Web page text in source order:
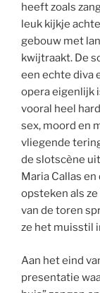
heeft zoals
leuk kijkje
gebouw met
kwijtraakt. De
een echte diva
opera eigenlijk
vooral heel
sex, moord en
vliegende
de slotscène
Maria Callas
opsteken als
van de toren
ze het muisstil
Aan het eind
presentatie